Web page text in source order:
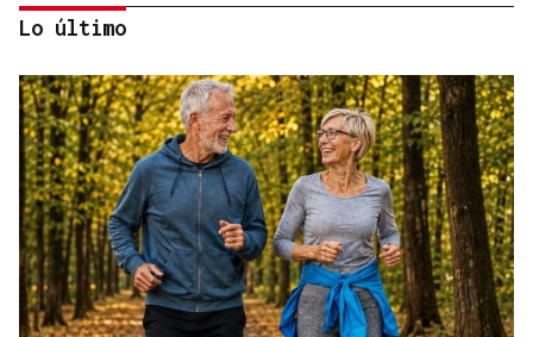
CANEDO
Un herido en la colisión entre dos coches en la
entrada a las termas de Outariz
Lo último